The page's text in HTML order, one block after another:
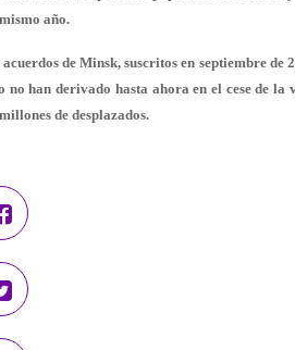
año.
acuerdos de Minsk, suscritos en septiembre
no han derivado hasta ahora en el cese de la
de desplazados.